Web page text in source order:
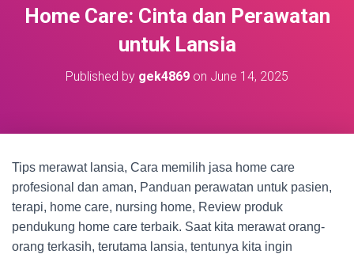
Home Care: Cinta dan Perawatan
untuk Lansia
Published by gek4869 on June 14, 2025
Tips merawat lansia, Cara memilih jasa home care
profesional dan aman, Panduan perawatan untuk pasien,
terapi, home care, nursing home, Review produk
pendukung home care terbaik. Saat kita merawat orang-
orang terkasih, terutama lansia, tentunya kita ingin